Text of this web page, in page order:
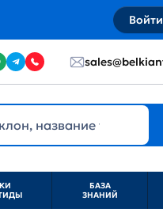
Войти
БАЗА
ЗНАНИЙ